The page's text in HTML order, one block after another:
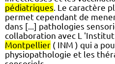
pédiatriques . Le caractère
permet cependant de
dans [...] pathologies
collaboration avec L
Montpellier ( INM ) qui a
physiopathologie et les